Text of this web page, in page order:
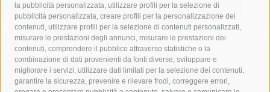
la pubblicità personalizzata, utilizzare profili per la selezione di
pubblicità personalizzata, creare profili per la personalizzazione dei
contenuti, utilizzare profili per la selezione di contenuti personalizzati,
misurare le prestazioni degli annunci, misurare le prestazioni dei
contenuti, comprendere il pubblico attraverso statistiche o la
combinazione di dati provenienti da fonti diverse, sviluppare e
migliorare i servizi, utilizzare dati limitati per la selezione dei contenuti,
garantire la sicurezza, prevenire e rilevare frodi, correggere errori,
Asl Napoli 3 sud
capitaneria di porto capri
carabinieri
castellammare di stabia
circumvesuviana
comune di sorrento
concerto
contagi
costiera amalfitana
covid-19 eav
elezioni
fondazione sorrento
gori guardia costiera
incidente